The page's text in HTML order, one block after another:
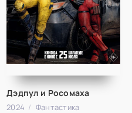
Дэдпул и Росомаха
2024 Фантастика